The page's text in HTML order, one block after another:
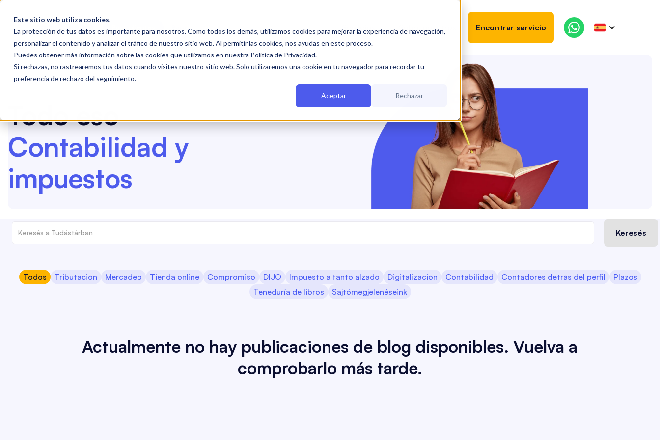
Este sitio web utiliza cookies.
La protección de tus datos es importante para nosotros. Como todos los demás, utilizamos cookies para mejorar la experiencia de navegación,
personalizar el contenido y analizar el tráfico de nuestro sitio web. Al permitir las cookies, nos ayudas en este proceso.
Puedes obtener más información sobre las cookies que utilizamos en nuestra Política de Privacidad.
Si rechazas, no rastrearemos tus datos cuando visites nuestro sitio web. Solo utilizaremos una cookie en tu navegador para recordar tu
preferencia de rechazo del seguimiento.
Aceptar Rechazar
Servicios Sobre nosotros Encontrar servicio
🤩 Blog
Todo eso
Contabilidad y
impuestos
Todos Tributación Mercadeo Tienda online Compromiso DIJO Impuesto a tanto alzado Digitalización Contabilidad Contadores detrás del perfil
Plazos
Teneduría de libros
Sajtómegjelenéseink
Actualmente no hay publicaciones de blog disponibles. Vuelva a
comprobarlo más tarde.